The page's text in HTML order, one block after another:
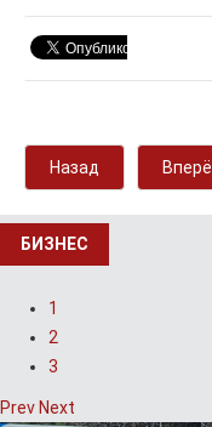
Назад
БИЗНЕС
1
2
3
Prev Next